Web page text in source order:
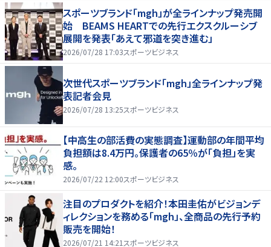
スポーツブランド「mgh」が全ラインナップ発売開
始 BEAMS HEARTでの先行エクスクルーシブ
展開を発表「あえて邪道を突き進む」
2026/07/28 17:03スポーツビジネス
次世代スポーツブランド「mgh」全ラインナップ発
表記者会見
2026/07/28 13:25スポーツビジネス
【中高生の部活費の実態調査】運動部の年間平均
負担額は8.4万円。保護者の65％が「負担」を実
感。
2026/07/22 12:00スポーツビジネス
注目のプロダクトを紹介！本田圭佑がビジョンデ
ィレクションを務める「mgh」、全商品の先行予約
販売を開始！
2026/07/21 14:21 スポーツビジネス